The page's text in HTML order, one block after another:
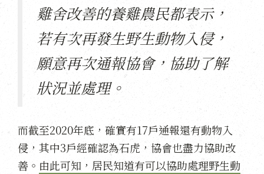
雞舍改善的養雞農民都表示，
若有次再發生野生動物入侵，
願意再次通報協會，協助了解
狀況並處理。
而截至2020年底，確實有17戶通報還有動物入
侵，其中3戶經確認為石虎，協會也盡力協助改
善。 由此可知，居民知道有可以協助處理野生動